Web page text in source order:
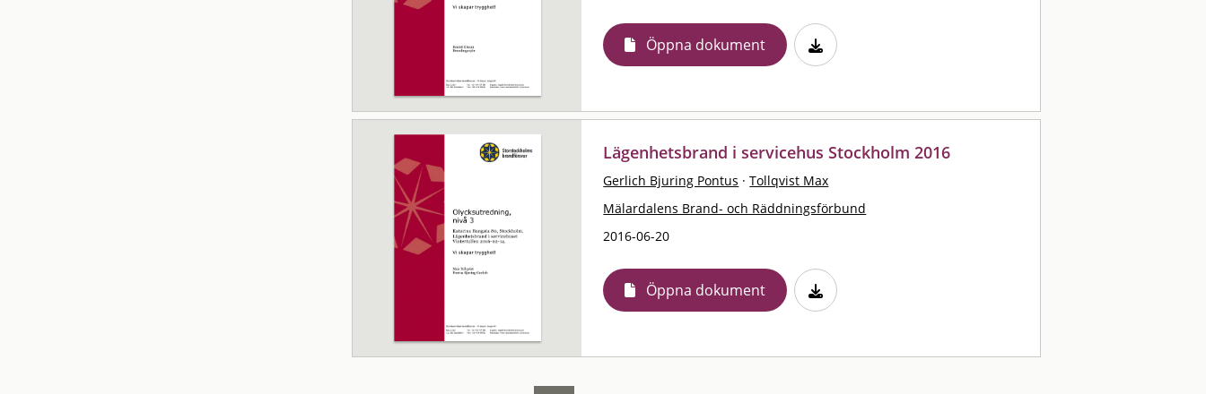
Öppna dokument
Lägenhetsbrand i servicehus Stockholm 2016
Gerlich Bjuring Pontus · Tollqvist Max
Mälardalens Brand- och Räddningsförbund
2016-06-20
Öppna dokument